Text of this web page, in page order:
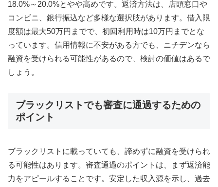
18.0%～20.0%とやや高めです。返済方法は、店頭窓口や
コンビニ、銀行振込など多様な選択肢があります。借入限
度額は最大50万円までで、初回利用時は10万円までとな
っています。信用情報に不安がある方でも、ニチデンなら
融資を受けられる可能性があるので、検討の価値はあるで
しょう。
ブラックリストでも審査に通過するための
ポイント
ブラックリストに載っていても、諦めずに融資を受けられ
る可能性はあります。審査通過のポイントは、まず返済能
力をアピールすることです。安定した収入源を示し、過去